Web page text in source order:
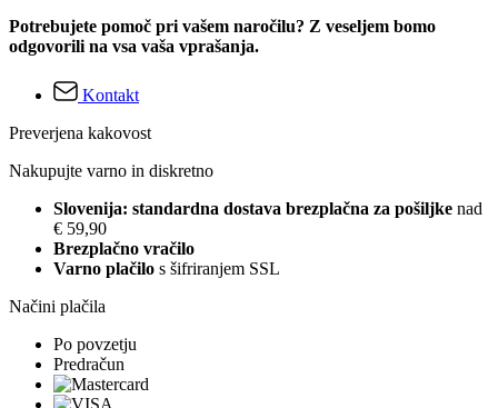
Potrebujete pomoč pri vašem naročilu? Z veseljem bomo
odgovorili na vsa vaša vprašanja.
Kontakt
Preverjena kakovost
Nakupujte varno in diskretno
Slovenija: standardna dostava brezplačna za pošiljke nad
€ 59,90
Brezplačno vračilo
Varno plačilo s šifriranjem SSL
Načini plačila
Po povzetju
Predračun